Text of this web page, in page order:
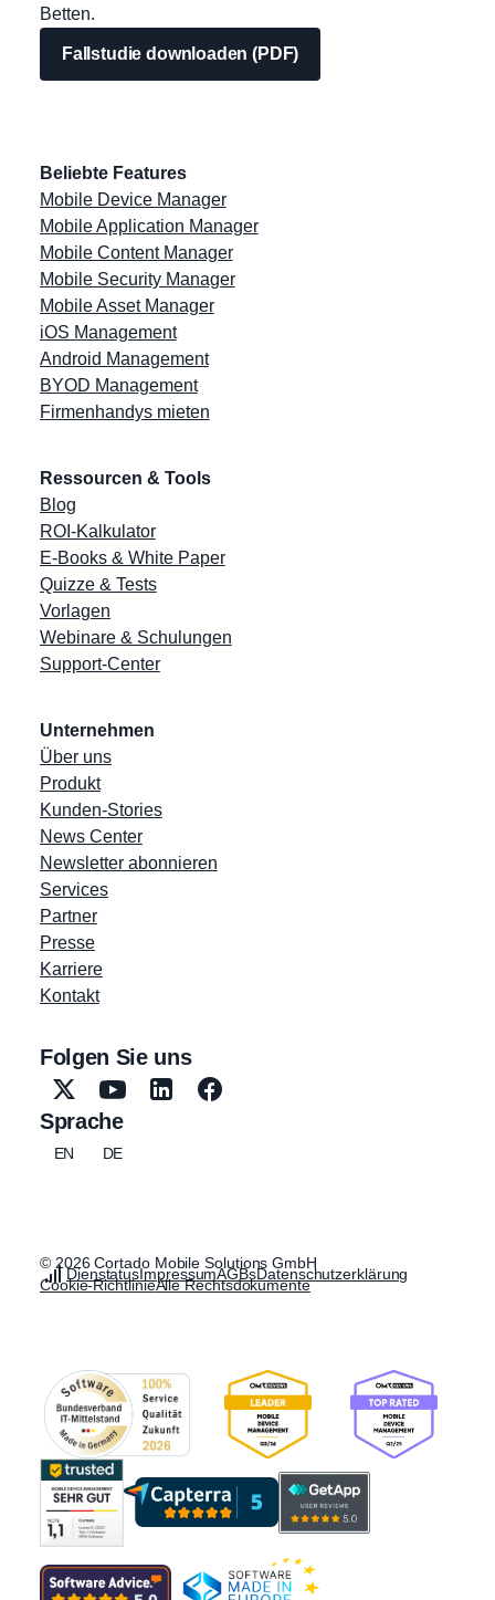
Betten.
Fallstudie downloaden (PDF)
Beliebte Features
Mobile Device Manager
Mobile Application Manager
Mobile Content Manager
Mobile Security Manager
Mobile Asset Manager
iOS Management
Android Management
BYOD Management
Firmenhandys mieten
Ressourcen & Tools
Blog
ROI-Kalkulator
E-Books & White Paper
Quizze & Tests
Vorlagen
Webinare & Schulungen
Support-Center
Unternehmen
Über uns
Produkt
Kunden-Stories
News Center
Newsletter abonnieren
Services
Partner
Presse
Karriere
Kontakt
Folgen Sie uns
Sprache
EN DE
© 2026 Cortado Mobile Solutions GmbH
DienstatusImpressumAGBsDatenschutzerklärung
Cookie-RichtlinieAlle Rechtsdokumente